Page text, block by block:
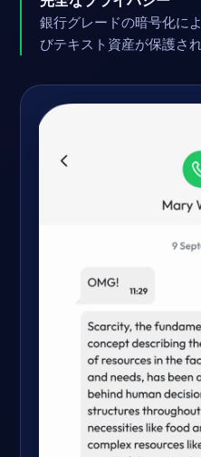
銀行グレードの暗号化に
びテキスト資産が保護され